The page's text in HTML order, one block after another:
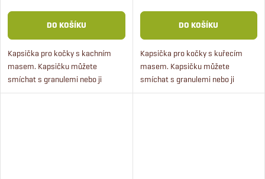
DO KOŠÍKU
Kapsička pro kočky s kachním
masem. Kapsičku můžete
smíchat s granulemi nebo ji
podávat samotnou jako doplněk
DO KOŠÍKU
Kapsička pro kočky s kuřecím
masem. Kapsičku můžete
smíchat s granulemi nebo ji
podávat samotnou jako doplněk